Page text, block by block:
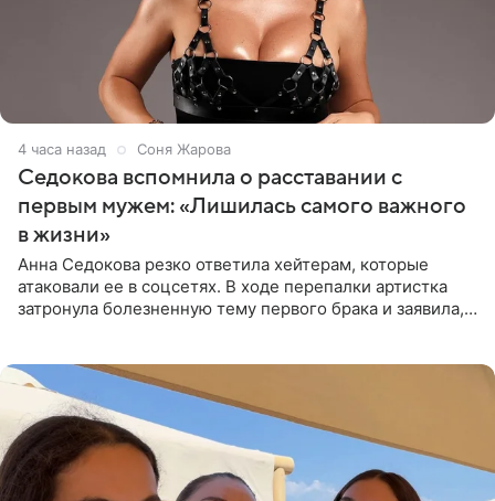
4 часа назад Соня Жарова
Седокова вспомнила о расставании с
первым мужем: «Лишилась самого важного
в жизни»
Анна Седокова резко ответила хейтерам, которые
атаковали ее в соцсетях. В ходе перепалки артистка
затронула болезненную тему первого брака и заявила,